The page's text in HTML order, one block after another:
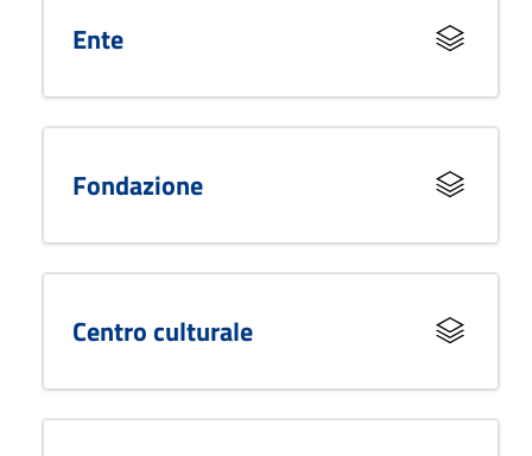
Ente
Fondazione
Centro culturale